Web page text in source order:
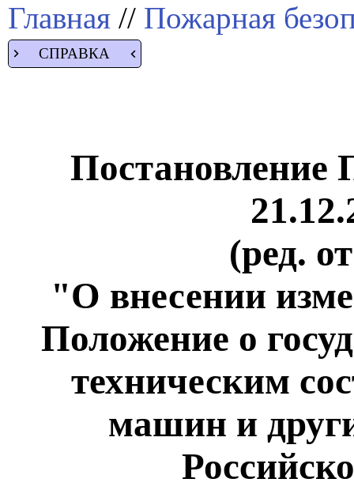
Главная // Пожарная
СПРАВКА
Постановление
(ред.
"О внесении
Положение о
техническим
машин и